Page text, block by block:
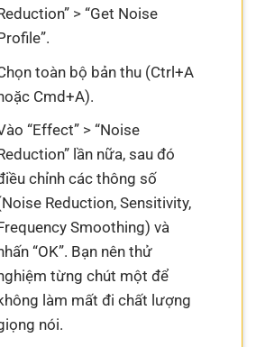
> “Get Noise
toàn bộ bản thu (Ctrl+A
Cmd+A).
“Effect” > “Noise
lần nữa, sau đó
chỉnh các thông số
Reduction, Sensitivity,
Smoothing) và
“OK”. Bạn nên thử
từng chút một để
làm mất đi chất lượng
nói.